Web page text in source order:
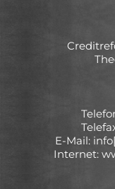
E-Mail:
Internet: